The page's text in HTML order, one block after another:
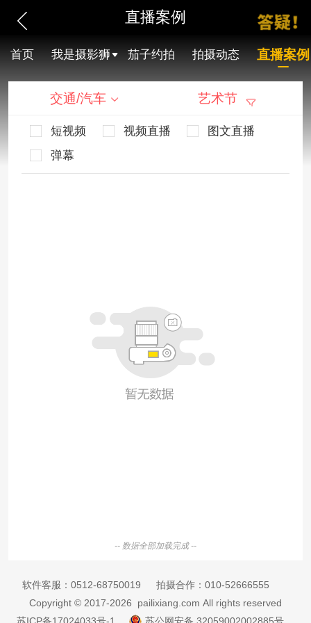
直播案例
首页 我是摄影狮 茄子约拍 拍摄动态 直播案例
交通/汽车 艺术节
短视频 视频直播
图文直播
弹幕
-- 数据全部加载完成 --
软件客服： 0512-68750019 拍摄合作： 010-52666555
Copyright © 2017-2026 pailixiang.com All rights reserved
苏ICP备17024033号-1
苏公网安备 32059002002885号